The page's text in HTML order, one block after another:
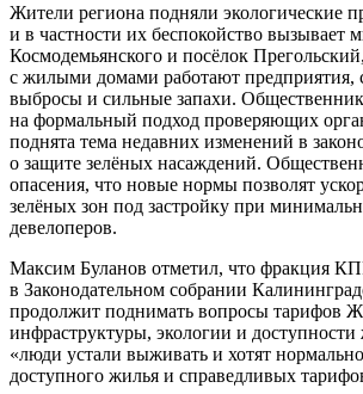
Жители региона подняли экологические
и в частности их беспокойство вызывает
Космодемьянского и посёлок
с жилыми домами работают предприятия,
выбросы и сильные запахи.
на формальный подход проверяющих
поднята тема недавних изменений в
о защите зелёных насаждений.
опасения, что новые нормы позволят
зелёных зон под застройку при
девелоперов.
Максим Буланов отметил, что фракция
в Законодательном собрании
продолжит поднимать вопросы тарифов
инфраструктуры, экологии и доступности
«люди устали выживать и хотят
доступного жилья и справедливых